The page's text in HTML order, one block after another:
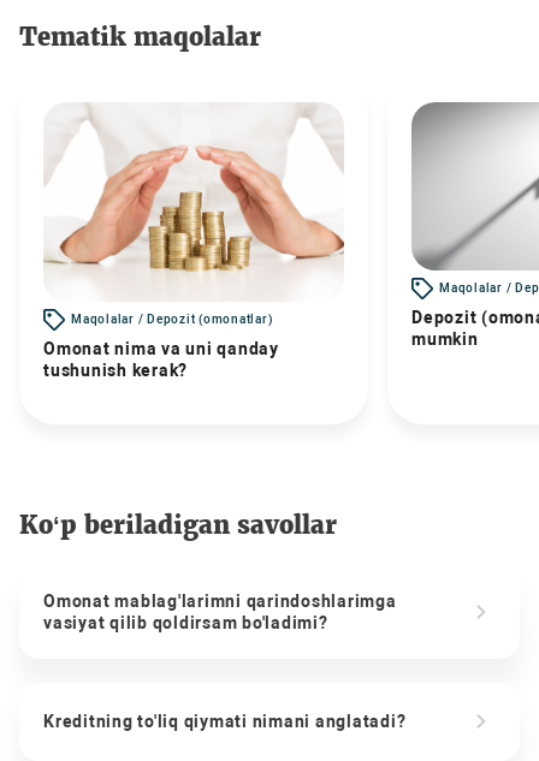
Tematik maqolalar
Maqolalar / Depozit (omonatlar)
Omonat nima va uni qanday
tushunish kerak?
Maqolalar /
Depozit
mumkin
Ko‘p beriladigan savollar
Omonat mablag'larimni qarindoshlarimga
vasiyat qilib qoldirsam bo'ladimi?
Kreditning to'liq qiymati nimani anglatadi?